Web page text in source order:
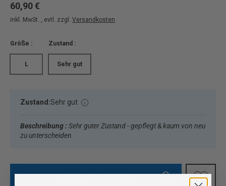
60,90 €
inkl. MwSt. , evtl. zzgl. Versandkosten
Größe :
L
Zustand :
Sehr gut
Zustand:Sehr gut
Beschreibung : Sehr guter Zustand - gepflegt & kaum von neu
zu unterscheiden
IN DEN WARENKORB